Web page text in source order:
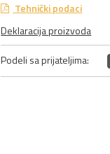
Tehnički podaci
Deklaracija proizvoda
Podeli sa prijateljima: